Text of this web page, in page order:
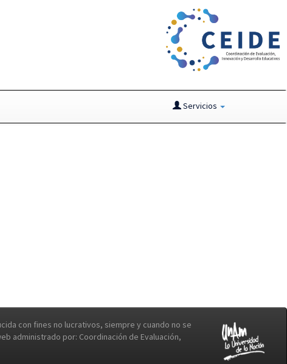
Servicios
con fines no lucrativos, siempre y cuando no se
administrado por: Coordinación de Evaluación,